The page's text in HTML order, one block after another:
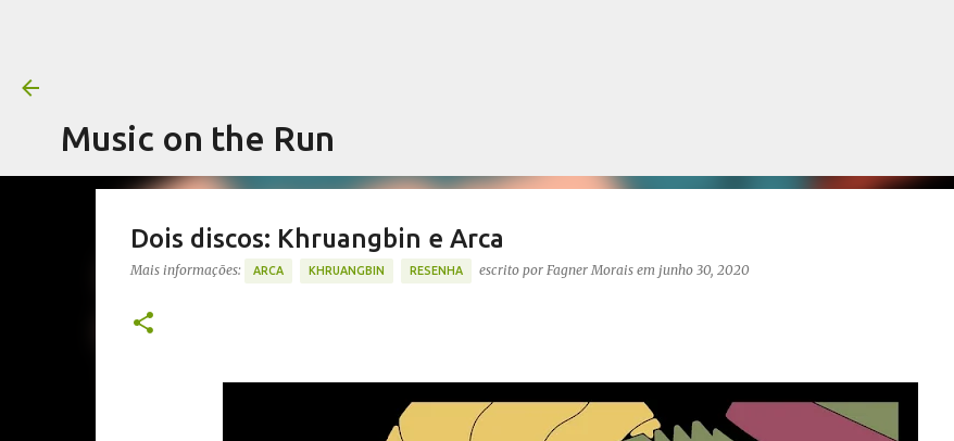
Music on the Run
Dois discos: Khruangbin e Arca
Mais informações: ARCA KHRUANGBIN RESENHA escrito por Fagner Morais em junho 30, 2020